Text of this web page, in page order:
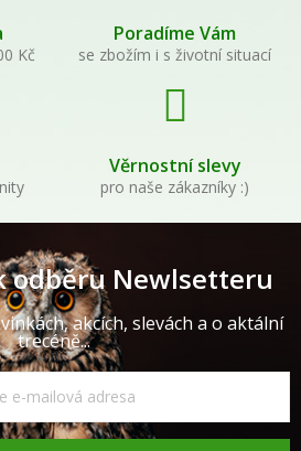
Kč
Poradíme Vám
se zbožím i s životní situací
Věrnostní slevy
pro naše zákazníky :)
odběru Newlsetteru
akcích, slevách a o aktální
trecéně...